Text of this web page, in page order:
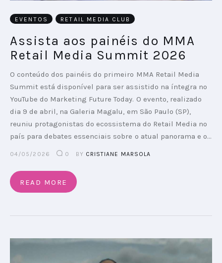
EVENTOS RETAIL MEDIA CLUB
Assista aos painéis do MMA
Retail Media Summit 2026
O conteúdo dos painéis do primeiro MMA Retail Media
Summit está disponível para ser assistido na íntegra no
YouTube do Marketing Future Today. O evento, realizado
dia 9 de abril, na Galeria Magalu, em São Paulo (SP),
reuniu protagonistas do ecossistema do Retail Media no
país para debates essenciais sobre o atual panorama e o…
04/05/2026 0 BY CRISTIANE MARSOLA
READ MORE